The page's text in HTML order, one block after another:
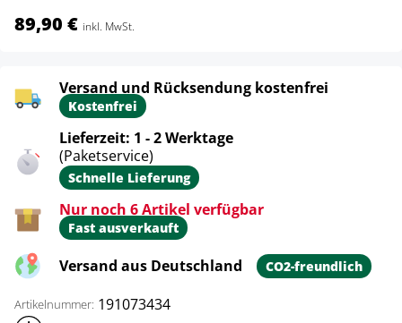
89,90 € inkl. MwSt.
Versand und Rücksendung kostenfrei
Kostenfrei
Lieferzeit: 1 - 2 Werktage
(Paketservice)
Schnelle Lieferung
Nur noch 6 Artikel verfügbar
Fast ausverkauft
Versand aus Deutschland CO2-freundlich
Artikelnummer: 191073434